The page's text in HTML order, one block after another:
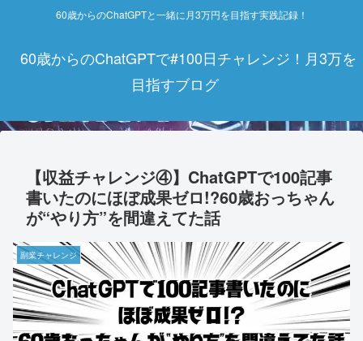
60歳からのChatGPTと一緒に月3万円を目指す実践記録！
60歳からのChatGPTで#100日チャレンジ！月3万を
目指すブログ
【収益チャレンジ④】ChatGPTで100記事
書いたのにほぼ成果ゼロ!?60歳おっちゃん
が“やり方”を間違えてた話
副業チャレンジ